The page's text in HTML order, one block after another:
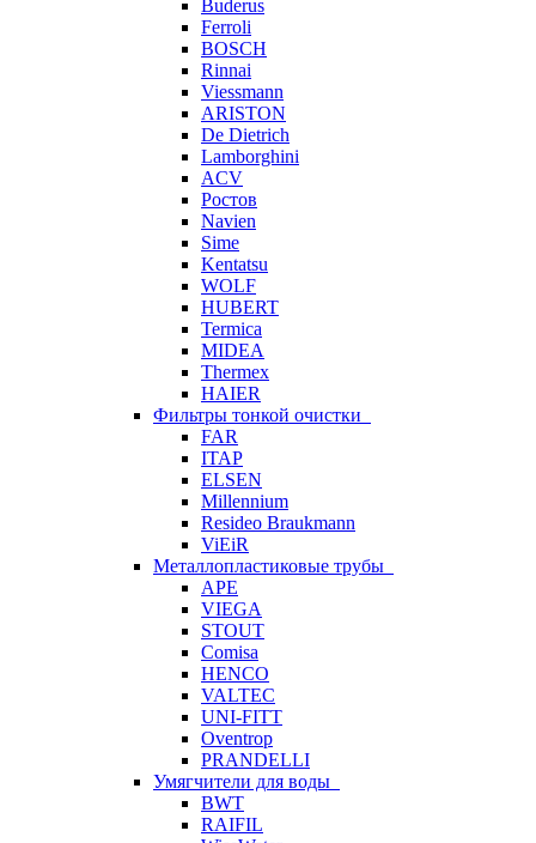
Buderus
Ferroli
BOSCH
Rinnai
Viessmann
ARISTON
De Dietrich
Lamborghini
ACV
Ростов
Navien
Sime
Kentatsu
WOLF
HUBERT
Termica
MIDEA
Thermex
HAIER
Фильтры тонкой очистки
FAR
ITAP
ELSEN
Millennium
Resideo Braukmann
ViEiR
Металлопластиковые трубы
APE
VIEGA
STOUT
Comisa
HENCO
VALTEC
UNI-FITT
Oventrop
PRANDELLI
Умягчители для воды
BWT
RAIFIL